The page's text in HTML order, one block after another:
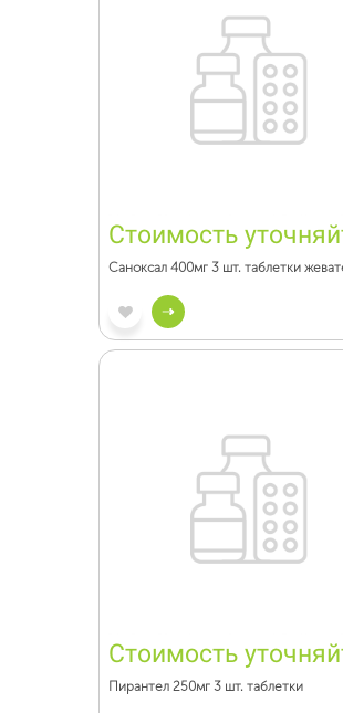
Стоимость
Саноксал 400мг 3 шт. таблетки
Стоимость
Пирантел 250мг 3 шт. таблетки